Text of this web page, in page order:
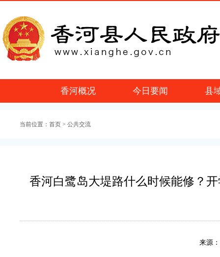
香河概况 今日要闻 县
当前位置： 首页 > 公共交流
香河白鹭岛大堤路什么时候能修？
来源